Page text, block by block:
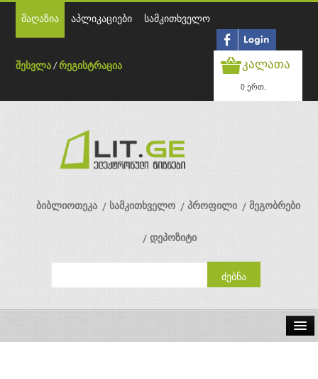
მაღაზია აპლიკაციები სამკითხველო
შესვლა /რეგისტრაცია კალათა
0 ერთ.
ბიბლიოთეკა სამკითხველო პროფილი მეგობრები
დეპოზიტი